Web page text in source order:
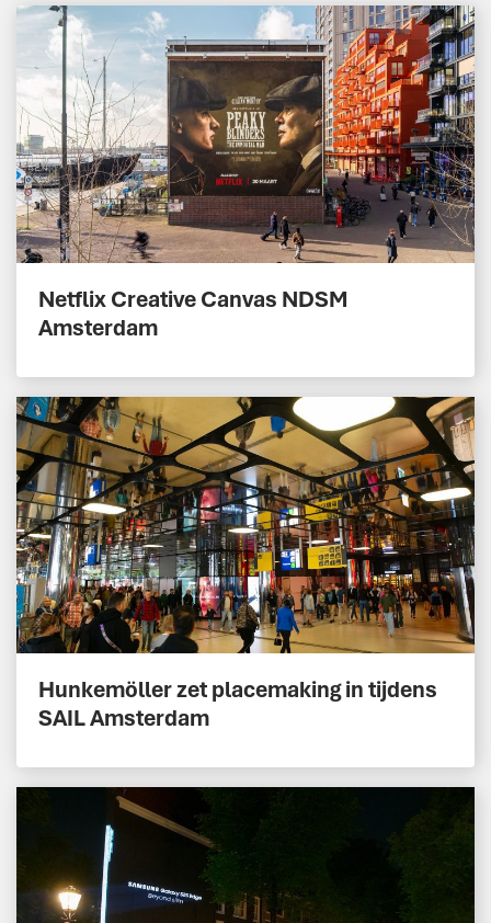
Netflix Creative Canvas NDSM
Amsterdam
Hunkemöller zet placemaking in tijdens
SAIL Amsterdam